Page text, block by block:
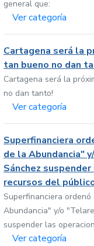
general que:
Ver categoría
Cartagena será la
tan bueno no dan
Cartagena será la
no dan tanto!
Ver categoría
Superfinanciera
de la Abundancia"
Sánchez
recursos del
Superfinanciera
Abundancia" y/o
suspender las
Ver categoría